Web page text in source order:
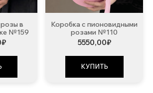
в
№159
₽
Коробка с пионовидными
розами №110
5550,00₽
КУПИТЬ